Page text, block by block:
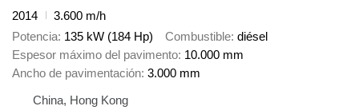
2014
3.600 m/h
Potencia 135 kW (184 Hp) Combustible diésel
Espesor máximo del pavimento 10.000 mm
Ancho de pavimentación 3.000 mm
China, Hong Kong